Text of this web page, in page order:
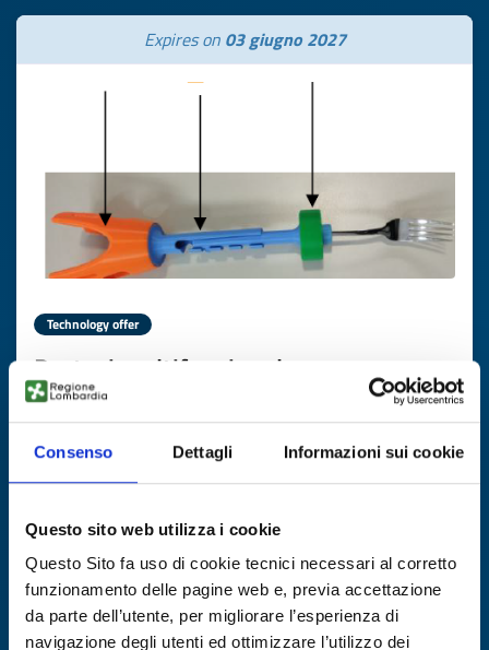
Consenso Dettagli Informazioni sui cookie
Questo sito web utilizza i cookie
Questo Sito fa uso di cookie tecnici necessari al corretto
funzionamento delle pagine web e, previa accettazione
da parte dell’utente, per migliorare l’esperienza di
navigazione degli utenti ed ottimizzare l’utilizzo dei
Expires on 03 giugno 2027
Technology offer
Protesi multifunzionale e
personalizzabile per arto superiore
per riabilitazione
ID: TOES20260427015
Expires on16 giugno 2027